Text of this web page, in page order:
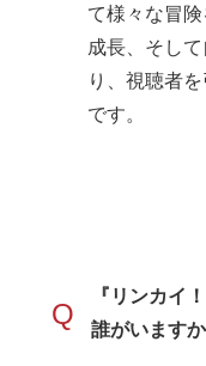
て様々な冒
成長、そし
り、視聴者
です。
Q
『リンカイ
誰がいます